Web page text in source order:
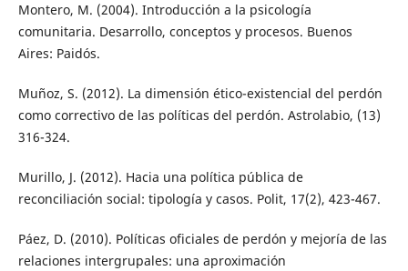
Montero, M. (2004). Introducción a la psicología
comunitaria. Desarrollo, conceptos y procesos. Buenos
Aires: Paidós.
Muñoz, S. (2012). La dimensión ético-existencial del perdón
como correctivo de las políticas del perdón. Astrolabio, (13)
316-324.
Murillo, J. (2012). Hacia una política pública de
reconciliación social: tipología y casos. Polit, 17(2), 423-467.
Páez, D. (2010). Políticas oficiales de perdón y mejoría de las
relaciones intergrupales: una aproximación